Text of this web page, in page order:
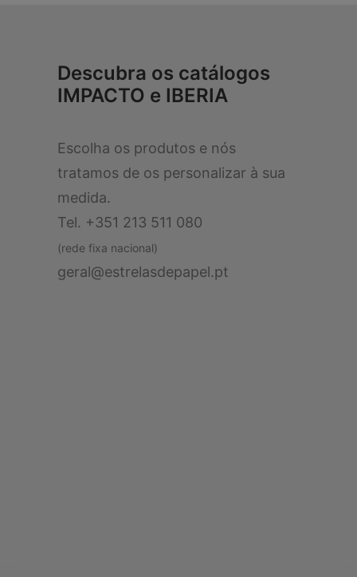
Descubra os catálogos
IMPACTO e IBERIA
Escolha os produtos e nós
tratamos de os personalizar à sua
medida.
Tel. +351 213 511 080
(rede fixa nacional)
geral@estrelasdepapel.pt